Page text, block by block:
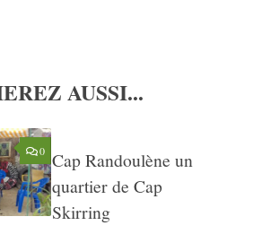
AUSSI...
0 Cap Randoulène un
quartier de Cap
Skirring